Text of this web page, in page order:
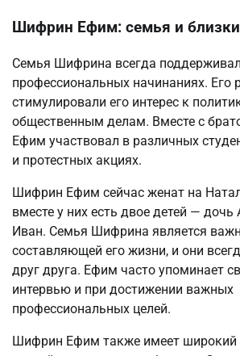
Шифрин Ефим: семья и
Семья Шифрина всегда
профессиональных начинаниях. Его
стимулировали его интерес к
общественным делам. Вместе с
Ефим участвовал в различных
и протестных акциях.
Шифрин Ефим сейчас женат на
вместе у них есть двое детей — дочь
Иван. Семья Шифрина является
составляющей его жизни, и они
друг друга. Ефим часто упоминает
интервью и при достижении важных
профессиональных целей.
Шифрин Ефим также имеет широкий